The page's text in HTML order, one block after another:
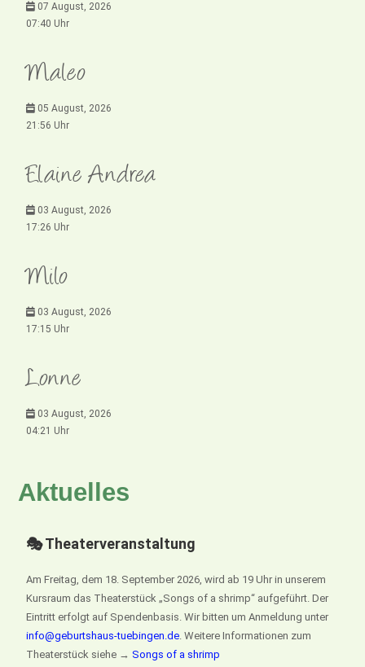
07 August, 2026
07:40 Uhr
Maleo
05 August, 2026
21:56 Uhr
Elaine Andrea
03 August, 2026
17:26 Uhr
Milo
03 August, 2026
17:15 Uhr
Lonne
03 August, 2026
04:21 Uhr
Aktuelles
🎭 Theaterveranstaltung
Am Freitag, dem 18. September 2026, wird ab 19 Uhr in unserem
Kursraum das Theaterstück „Songs of a shrimp“ aufgeführt. Der
Eintritt erfolgt auf Spendenbasis. Wir bitten um Anmeldung unter
info@geburtshaus-tuebingen.de . Weitere Informationen zum
Theaterstück siehe →Songs of a shrimp